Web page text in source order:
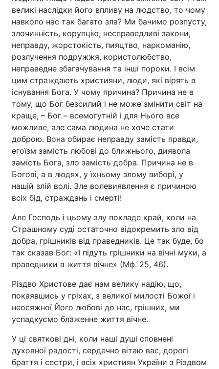
великі наслідки його впливу на людство, то чому
навколо нас так багато зла? Ми бачимо розпусту,
злочинність, корупцію, несправедливі закони,
неправду, жорстокість, пияцтво, наркоманію,
розлучення подружжя, користолюбство,
неправедне збагачування та інші пороки. І всім
цим страждають християни, люди, які вірять в
існування Бога. У чому причина? Причина не в
тому, що Бог безсилий і не може змінити світ на
краще, – Бог – всемогутній і для Нього все
можливе, але сама людина не хоче стати
доброю. Вона обирає неправду замість правди,
егоїзм замість любові до ближнього, диявола
замість Бога, зло замість добра. Причина не в
Богові, а в людях, у їхньому злому виборі, у
нашій злій волі. Зле волевиявлення є причиною
всіх бід, страждань і смерті!
Але Господь і цьому злу покладе край, коли на
Страшному суді остаточно відокремить зло від
добра, грішників від праведників. Це так буде, бо
так сказав Бог: «І підуть грішники на вічні муки, а
праведники в життя вічне» (Мф. 25, 46).
Різдво Христове дає нам велику надію, що,
покаявшись у гріхах, з великої милості Божої і
неосяжної Його любові до нас, грішних, ми
успадкуємо блаженне життя вічне.
У ці святкові дні, коли наші душі сповнені
духовної радості, сердечно вітаю вас, дорогі
браття і сестри, і всіх християн України з Різдвом